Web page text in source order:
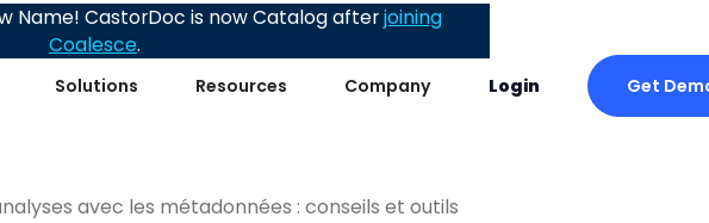
Solutions Resources Company Login Get
Name! CastorDoc is now Catalog afterjoining
Coalesce.
avec les métadonnées : conseils et outils